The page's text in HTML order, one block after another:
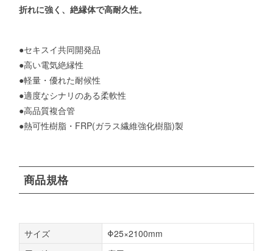
折れに強く、絶縁体で高耐久性。
●セキスイ共同開発品
●高い電気絶縁性
●軽量・優れた耐候性
●適度なシナリのある柔軟性
●高品質複合管
●熱可性樹脂・FRP(ガラス繊維強化樹脂)製
商品規格
サイズ
Φ25×2100mm